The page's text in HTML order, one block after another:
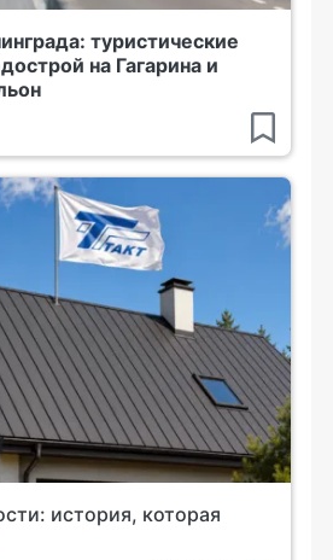
туристические
на Гагарина и
история, которая